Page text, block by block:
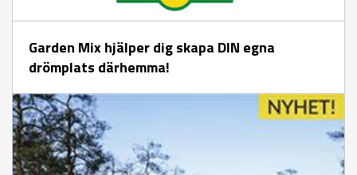
Garden Mix hjälper dig skapa DIN egna
drömplats därhemma!